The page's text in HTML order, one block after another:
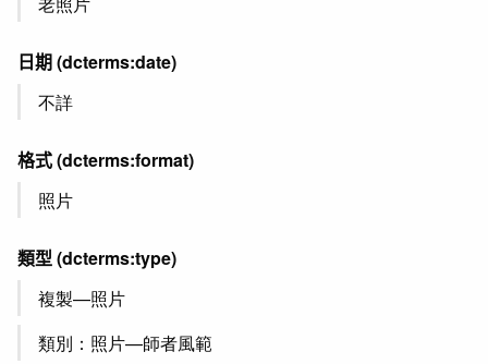
日期(dcterms:date)
不詳
格式(dcterms:format)
照片
類型(dcterms:type)
複製—照片
類別：照片—師者風範